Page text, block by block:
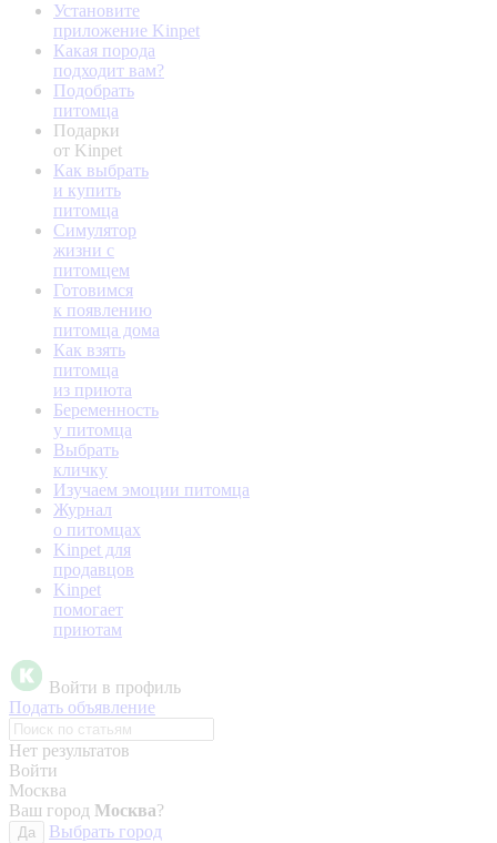
Установите
приложение Kinpet
Какая порода
подходит вам?
Подобрать
питомца
Подарки
от Kinpet
Как выбрать
и купить
питомца
Симулятор
жизни с
питомцем
Готовимся
к появлению
питомца дома
Как взять
питомца
из приюта
Беременность
у питомца
Выбрать
кличку
Изучаем эмоции питомца
Журнал
о питомцах
Kinpet для
продавцов
Kinpet
помогает
приютам
Войти в профиль
Подать объявление
Нет результатов
Войти
Москва
Ваш город Москва?
Да
Выбрать город